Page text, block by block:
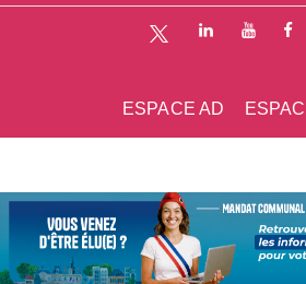
ESPACE AD